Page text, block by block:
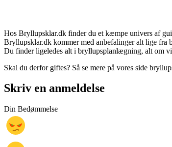
Hos Bryllupsklar.dk finder du et kæmpe univers af
Bryllupsklar.dk kommer med anbefalinger alt lige fra
Du finder ligeledes alt i bryllupsplanlægning, alt om
Skal du derfor giftes? Så se mere på vores side
Skriv en anmeldelse
Din Bedømmelse